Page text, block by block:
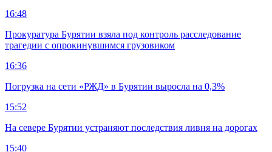
16:48
Прокуратура Бурятии взяла под контроль расследование
трагедии с опрокинувшимся грузовиком
16:36
Погрузка на сети «РЖД» в Бурятии выросла на 0,3%
15:52
На севере Бурятии устраняют последствия ливня на дорогах
15:40